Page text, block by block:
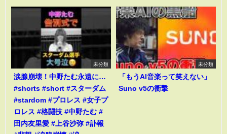
未分類
涙腺崩壊！中野たむ永遠に…
#shorts #short #スターダム
#stardom #プロレス #女子プ
ロレス #格闘技 #中野たむ #
田内友里愛 #上谷沙弥 #訃報
未分類
「もうAI音楽って笑えない」
Suno v5の衝撃